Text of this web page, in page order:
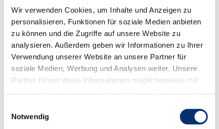
Wir verwenden Cookies, um Inhalte und Anzeigen zu
personalisieren, Funktionen für soziale Medien anbieten
zu können und die Zugriffe auf unsere Website zu
analysieren. Außerdem geben wir Informationen zu Ihrer
Verwendung unserer Website an unsere Partner für
soziale Medien, Werbung und Analysen weiter. Unsere
Partner führen diese Informationen möglicherweise mit
gesammelt haben.
Notwendig
0251/705-4444
weiterbildung@hwk-muenster.de
Teilen
Link in Zwischenablage
Ziele